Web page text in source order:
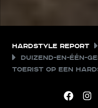
Hardstyle Report
Duizend-en-één-
toerist op een